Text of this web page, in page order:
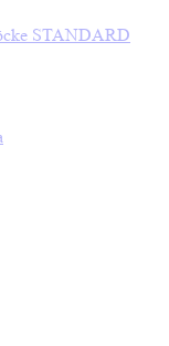
STANDARD